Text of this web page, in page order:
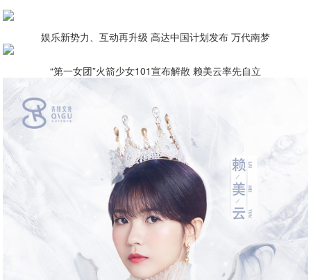
娱乐新势力、互动再升级 高达中国计划发布 万代南梦
“第一女团”火箭少女101宣布解散 赖美云率先自立